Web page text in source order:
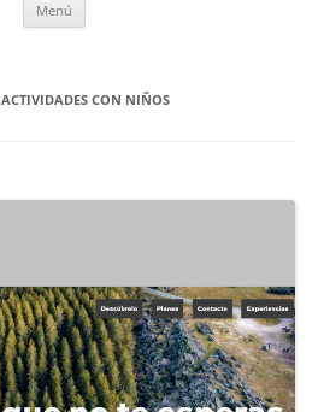
Menú
ACTIVIDADES CON NIÑOS